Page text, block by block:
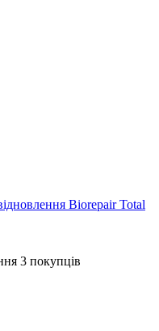
Biorepair Total
3 покупців